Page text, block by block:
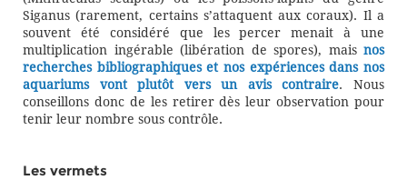
Siganus (rarement, certains s’attaquent aux coraux). Il a
souvent été considéré que les percer menait à une
multiplication ingérable (libération de spores), mais nos
recherches bibliographiques et nos expériences dans nos
aquariums vont plutôt vers un avis contraire. Nous
conseillons donc de les retirer dès leur observation pour
tenir leur nombre sous contrôle.
Les vermets